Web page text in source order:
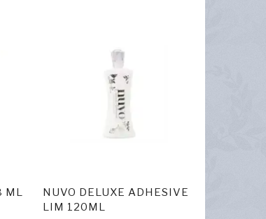
ML
NUVO DELUXE ADHESIVE
LIM 120ML